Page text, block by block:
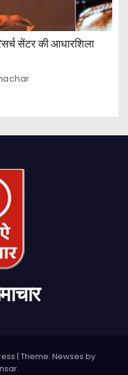
सेंटर की आधारशिला
| Theme: Newses by
.